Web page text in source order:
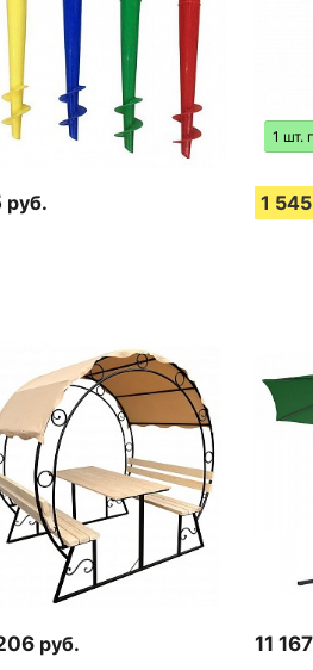
руб.
1 шт.
1 545
руб. 11 167